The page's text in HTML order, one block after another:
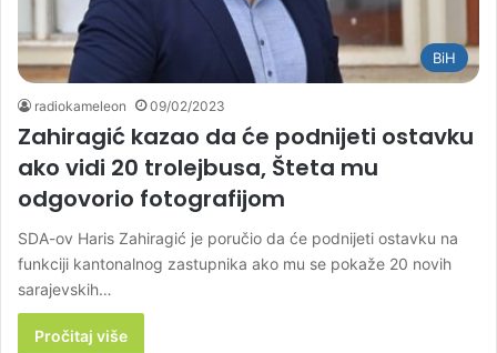
BiH
radiokameleon 09/02/2023
Zahiragić kazao da će podnijeti ostavku
ako vidi 20 trolejbusa, Šteta mu
odgovorio fotografijom
SDA-ov Haris Zahiragić je poručio da će podnijeti ostavku na
funkciji kantonalnog zastupnika ako mu se pokaže 20 novih
sarajevskih…
Pročitaj više